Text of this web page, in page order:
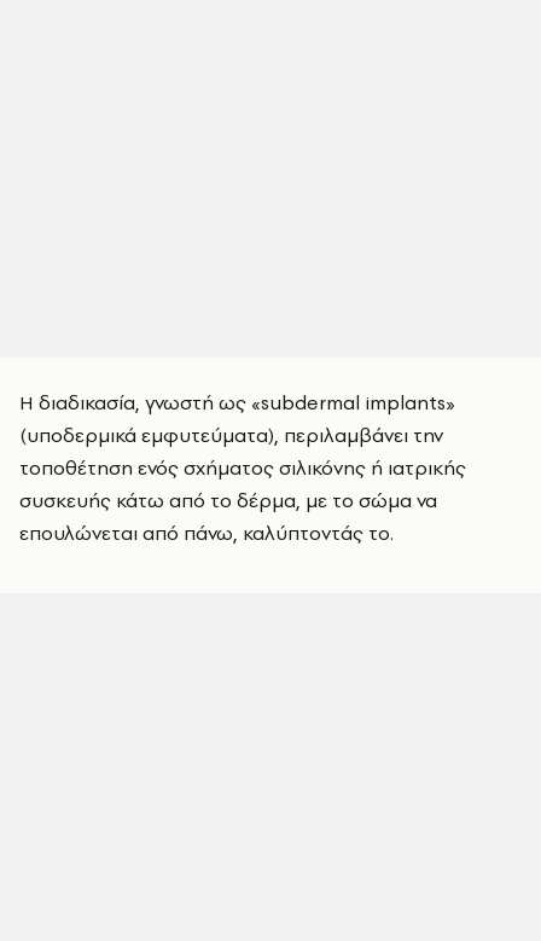
Η διαδικασία, γνωστή ως «subdermal implants»
(υποδερμικά εμφυτεύματα), περιλαμβάνει την
τοποθέτηση ενός σχήματος σιλικόνης ή ιατρικής
συσκευής κάτω από το δέρμα, με το σώμα να
επουλώνεται από πάνω, καλύπτοντάς το.